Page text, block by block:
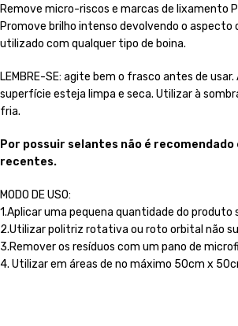
Remove micro-riscos e marcas de lixamento
Promove brilho intenso devolvendo o aspecto
utilizado com qualquer tipo de boina.
LEMBRE-SE: agite bem o frasco antes de usar.
superfície esteja limpa e seca. Utilizar à
fria.
Por possuir selantes não é
recentes.
MODO DE USO:
1.Aplicar uma pequena quantidade do produto
2.Utilizar politriz rotativa ou roto orbital não
3.Remover os resíduos com um pano de
4. Utilizar em áreas de no máximo 50cm x